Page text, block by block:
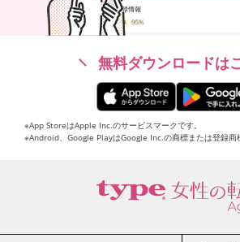
無料ダウンロードは
※App StoreはApple Inc.のサービスマークです。
※Android、Google PlayはGoogle Inc.の商標または登録商